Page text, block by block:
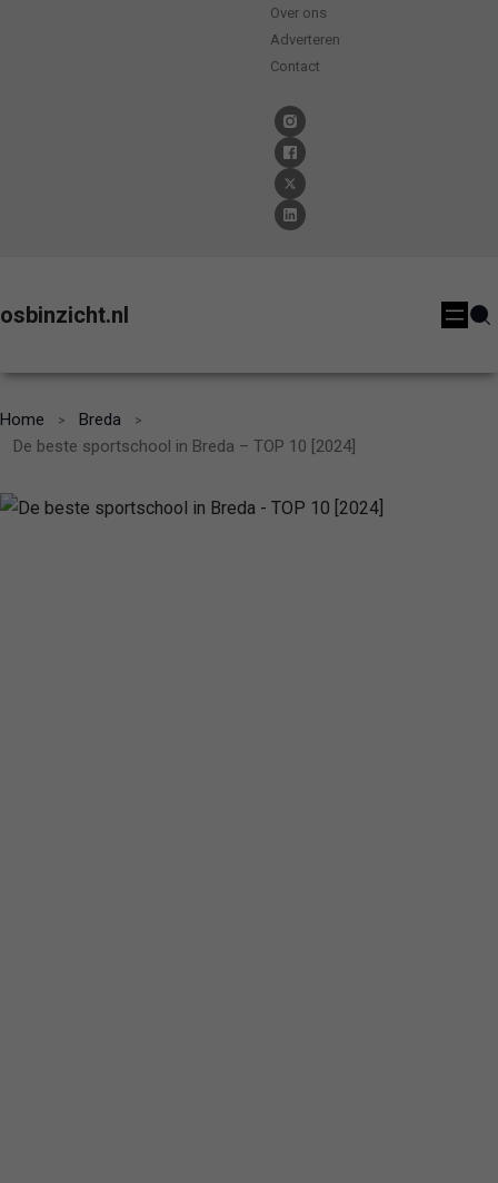
Over ons
Adverteren
Contact
osbinzicht.nl
Home
Breda
De beste sportschool in Breda – TOP 10 [2024]